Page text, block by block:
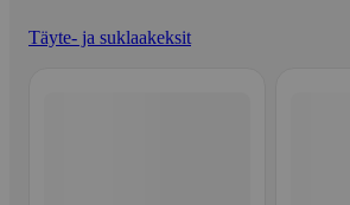
Täyte- ja suklaakeksit